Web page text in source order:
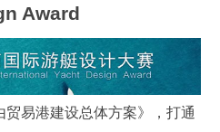
Award
贸易港建设总体方案》，打通